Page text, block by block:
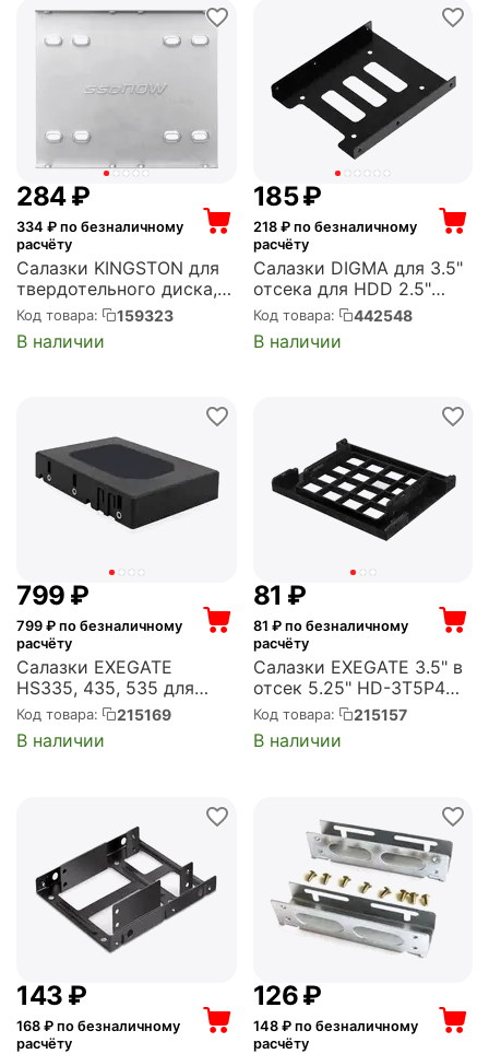
‍284‍₽
334 ₽ по безналичному
расчёту
Салазки KINGSTON для
твердотельного диска,
переходник 2.5"--3.5"
ssdNOW (SNA-BR2/35)
Код товара: 159323
В наличии
‍185‍₽
218₽ по безналичному
расчёту
Салазки DIGMA для 3.5"
отсека для HDD 2.5"
металл (DGBRT2535)
Код товара: 442548
В наличии
‍799‍ ₽
799 ₽ по безналичному
расчёту
Салазки EXEGATE
HS335, 435, 535 для
изпользования 2.5" HDD
(EX264648RUS)
Код товара: 215169
В наличии
‍81‍ ₽
81 ₽ по безналичному
расчёту
Салазки EXEGATE 3.5" в
отсек 5.25" HD-3T5P4
(EX269462RUS)
Код товара: 215157
В наличии
‍143‍ ₽
168 ₽ по безналичному
расчёту
‍126‍₽
148₽ по безналичному
расчёту